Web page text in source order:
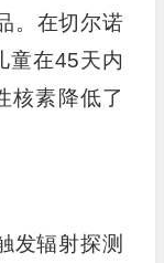
。在切尔诺
童在45天内
核素降低了
发辐射探测